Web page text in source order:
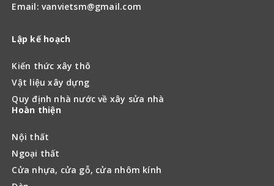
Email: vanvietsm@gmail.com
Lập kế hoạch
Kiến thức xây thô
Vật liệu xây dựng
Quy định nhà nước về xây sửa nhà
Hoàn thiện
Nội thất
Ngoại thất
Cửa nhựa, cửa gỗ, cửa nhôm kính